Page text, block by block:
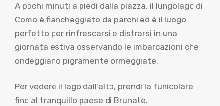
A pochi minuti a piedi dalla piazza, il lungolago di
Como è fiancheggiato da parchi ed è il luogo
perfetto per rinfrescarsi e distrarsi in una
giornata estiva osservando le imbarcazioni che
ondeggiano pigramente ormeggiate.
Per vedere il lago dall’alto, prendi la funicolare
fino al tranquillo paese di Brunate.